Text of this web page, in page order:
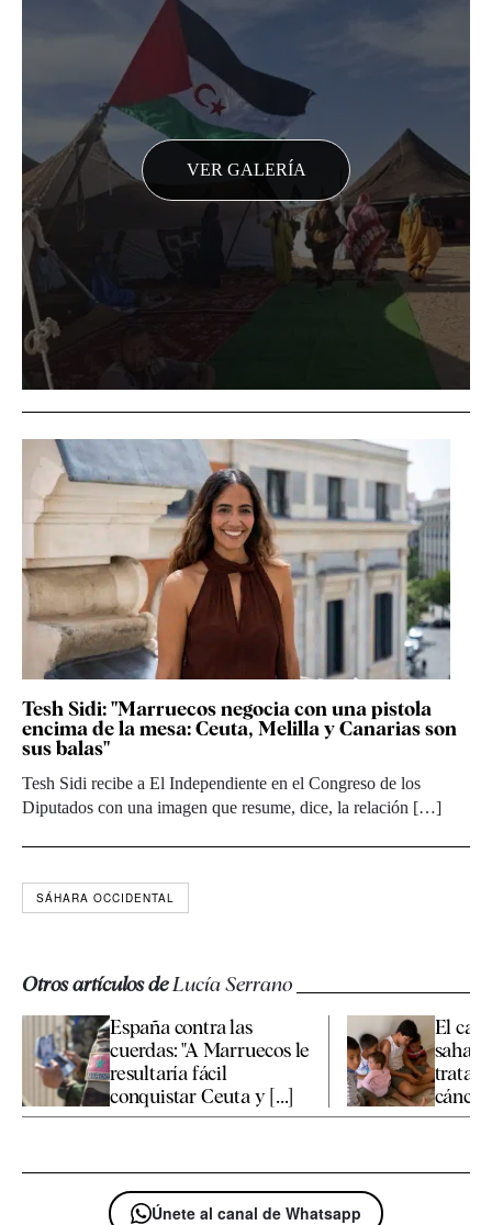
VER GALERÍA
Tesh Sidi: "Marruecos negocia con una pistola
encima de la mesa: Ceuta, Melilla y Canarias son
sus balas"
Tesh Sidi recibe a El Independiente en el Congreso de los
Diputados con una imagen que resume, dice, la relación […]
SÁHARA OCCIDENTAL
Otros artículos deLucía Serrano
España contra las
cuerdas: "A Marruecos le
resultaría fácil
conquistar Ceuta y [...]
El
cáncer
Únete al canal de Whatsapp